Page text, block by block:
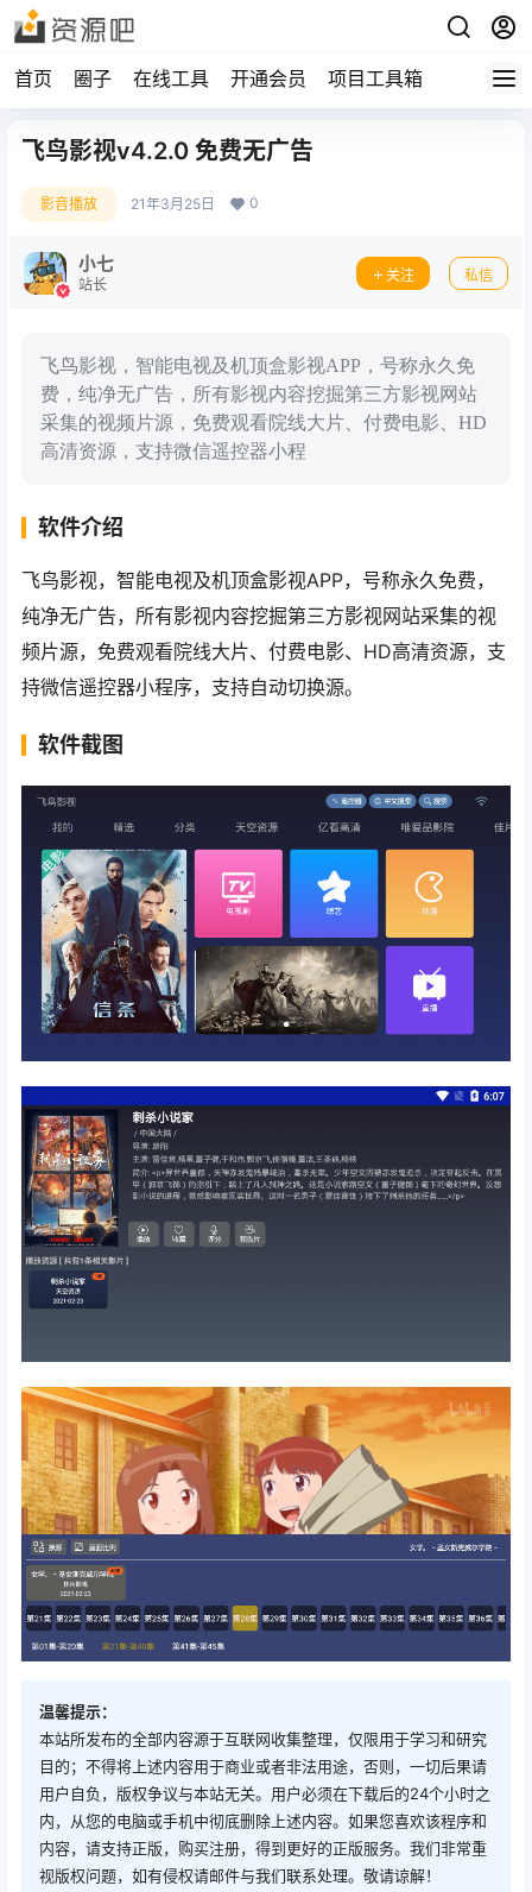
首页 圈子 在线工具 开通会员 项目工具箱
飞鸟影视v4.2.0 免费无广告
影音播放 21年3月25日 0
小七
站长
关注 私信
飞鸟影视，智能电视及机顶盒影视APP，号称永久免
费，纯净无广告，所有影视内容挖掘第三方影视网站
采集的视频片源，免费观看院线大片、付费电影、HD
高清资源，支持微信遥控器小程
软件介绍
飞鸟影视，智能电视及机顶盒影视APP，号称永久免费，
纯净无广告，所有影视内容挖掘第三方影视网站采集的视
频片源，免费观看院线大片、付费电影、HD高清资源，支
持微信遥控器小程序，支持自动切换源。
软件截图
温馨提示：
本站所发布的全部内容源于互联网收集整理，仅限用于学习和研究
目的；不得将上述内容用于商业或者非法用途，否则，一切后果请
用户自负，版权争议与本站无关。用户必须在下载后的24个小时之
内，从您的电脑或手机中彻底删除上述内容。如果您喜欢该程序和
内容，请支持正版，购买注册，得到更好的正版服务。我们非常重
视版权问题，如有侵权请邮件与我们联系处理。敬请谅解！